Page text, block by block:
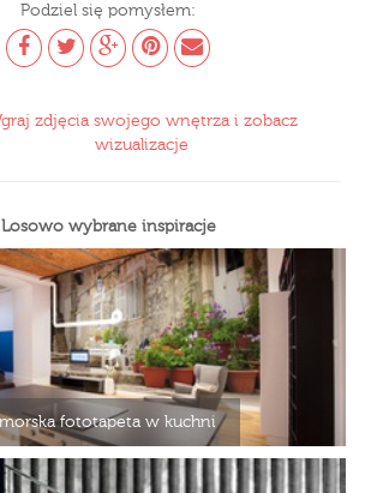
Podziel się pomysłem:
zdjęcia swojego wnętrza i zobacz
wizualizacje
Losowo wybrane inspiracje
fototapeta w kuchni